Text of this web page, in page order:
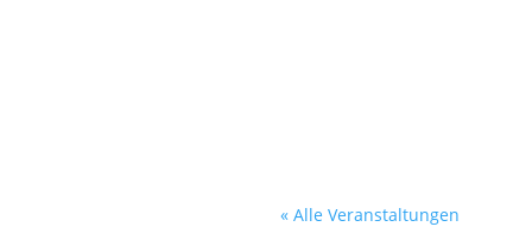
« Alle Veranstaltungen